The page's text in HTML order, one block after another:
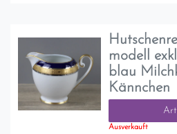
modell
blau
Kännchen
Ausverkauft